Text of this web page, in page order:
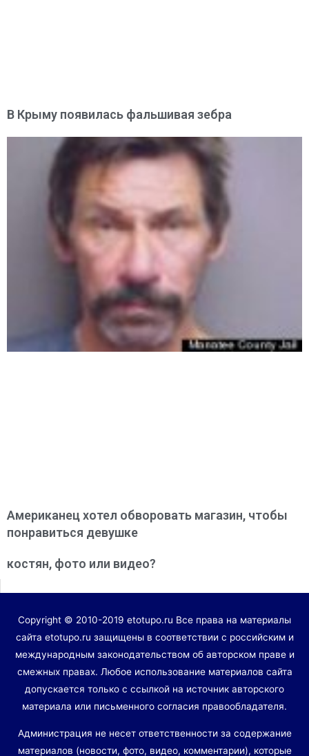
В Крыму появилась фальшивая зебра
Американец хотел обворовать магазин, чтобы
понравиться девушке
костян, фото или видео?
Copyright © 2010-2019 etotupo.ru Все права на материалы
сайта etotupo.ru защищены в соответствии с российским и
международным законодательством об авторском праве и
смежных правах. Любое использование материалов сайта
допускается только с ссылкой на источник авторского
материала или письменного согласия правообладателя.
Администрация не несет ответственности за содержание
материалов (новости, фото, видео, комментарии), которые